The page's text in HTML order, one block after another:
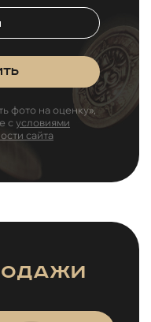
фото на оценку»,
сусловиями
сайта